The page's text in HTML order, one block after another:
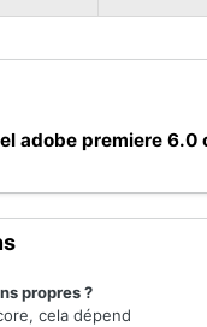
adobe premiere 6.0
propres ?
cela dépend